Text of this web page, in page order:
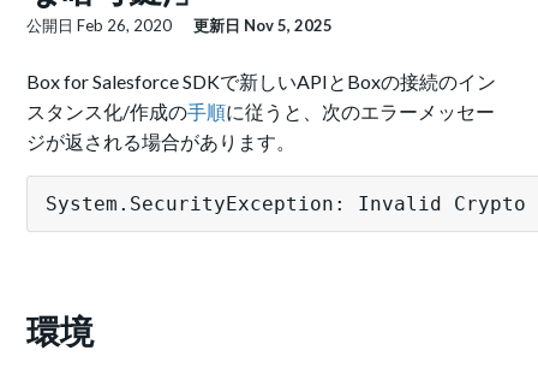
公開日Feb 26, 2020 更新日 Nov 5, 2025
Box for Salesforce SDKで新しいAPIとBoxの接続のイン
スタンス化/作成の手順に従うと、次のエラーメッセー
ジが返される場合があります。
System.SecurityException: Invalid Crypto
環境